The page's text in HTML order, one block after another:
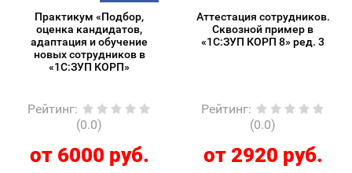
Практикум «Подбор,
оценка кандидатов,
адаптация и обучение
новых сотрудников в
«1С:ЗУП КОРП»
Рейтинг:
(0.0)
от 6000 руб.
Аттестация сотрудников.
Сквозной пример в
«1С:ЗУП КОРП 8» ред. 3
Рейтинг:
(0.0)
от 2920 руб.